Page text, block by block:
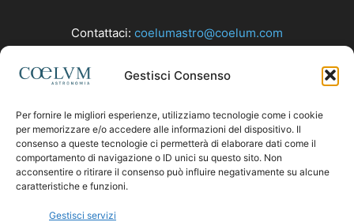
Gestisci Consenso
Per fornire le migliori esperienze, utilizziamo tecnologie come i cookie
per memorizzare e/o accedere alle informazioni del dispositivo. Il
consenso a queste tecnologie ci permetterà di elaborare dati come il
comportamento di navigazione o ID unici su questo sito. Non
acconsentire o ritirare il consenso può influire negativamente su alcune
caratteristiche e funzioni.
Gestisci servizi
Contattaci: coelumastro@coelum.com
SEGUICI